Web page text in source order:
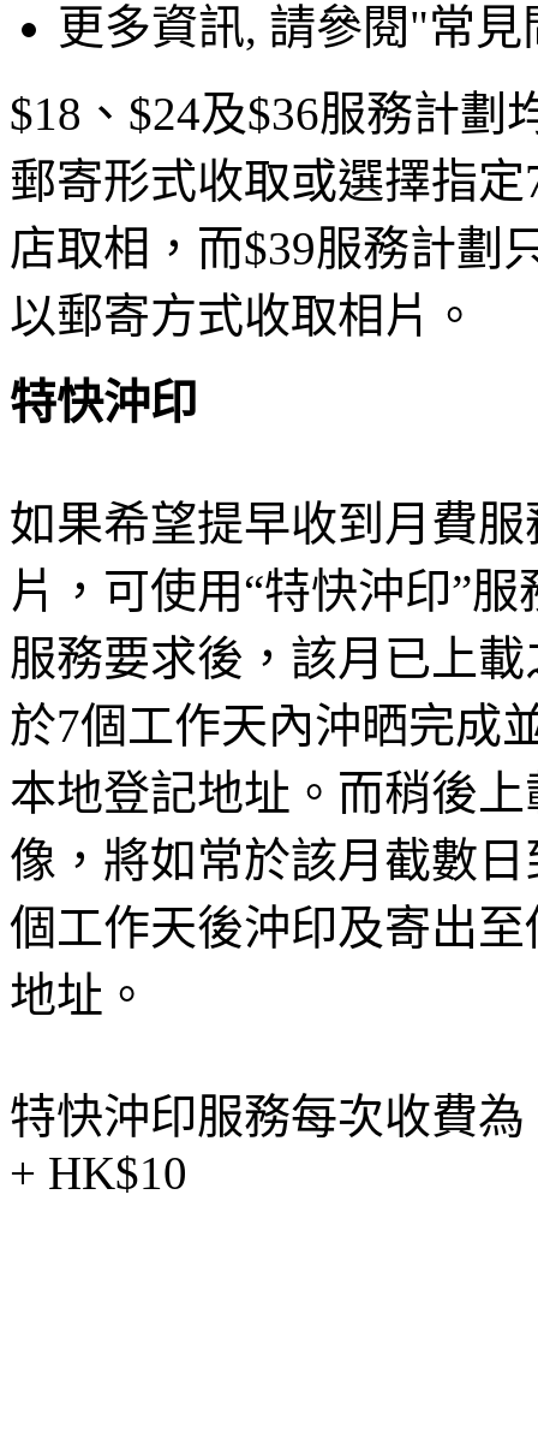
更多資訊, 請參閱"常
$18、$24及$36服務計劃
郵寄形式收取或選擇指定
店取相，而$39服務計劃
以郵寄方式收取相片。
特快沖印
如果希望提早收到月費服
片，可使用“特快沖印”服
服務要求後，該月已上
於7個工作天內沖晒完成
本地登記地址。而稍後上
像，將如常於該月截數日
個工作天後沖印及寄出
地址。
特快沖印服務每次收費
+ HK$10